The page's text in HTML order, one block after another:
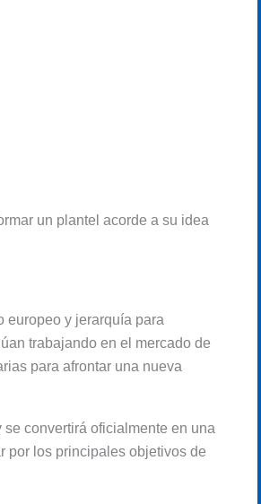
un plantel acorde a su idea
europeo y jerarquía para
trabajando en el mercado de
para afrontar una nueva
convertirá oficialmente en una
por los principales objetivos de